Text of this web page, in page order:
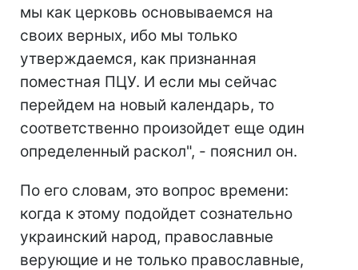
мы как церковь основываемся на
своих верных, ибо мы только
утверждаемся, как признанная
поместная ПЦУ. И если мы сейчас
перейдем на новый календарь, то
соответственно произойдет еще один
определенный раскол", - пояснил он.
По его словам, это вопрос времени:
когда к этому подойдет сознательно
украинский народ, православные
верующие и не только православные,